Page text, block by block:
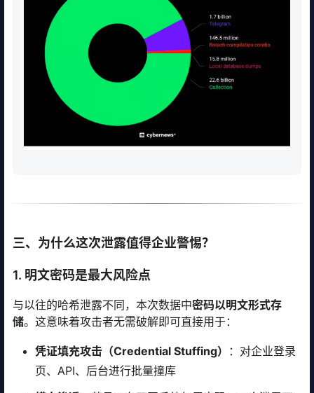
三、为什么这次泄露值得企业警惕？
1. 明文密码是最大风险点
与以往的哈希泄露不同，本次数据中密码以明文形式存
储。这意味着攻击者无需破解即可直接用于：
凭证填充攻击（Credential Stuffing）
：对企业登录
页、API、后台进行批量撞库